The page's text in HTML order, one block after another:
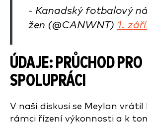
- Kanadský fotbalový
žen (@CANWNT) 1.
ÚDAJE: PRŮCHOD PRO
SPOLUPRÁCI
V naší diskusi se Meylan vrátil
rámci řízení výkonnosti a k